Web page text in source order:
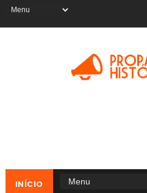
INÍCIO